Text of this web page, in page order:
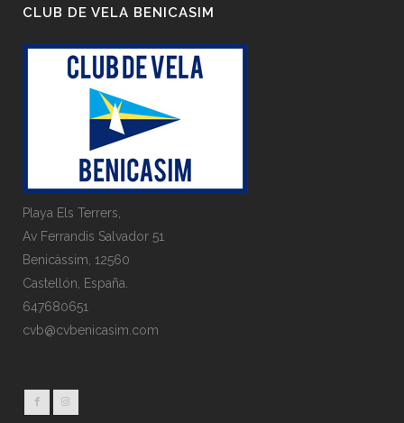
CLUB DE VELA BENICASIM
Playa Els Terrers,
Av Ferrandis Salvador 51
Benicàssim, 12560
Castellón, España.
647680651
cvb@cvbenicasim.com